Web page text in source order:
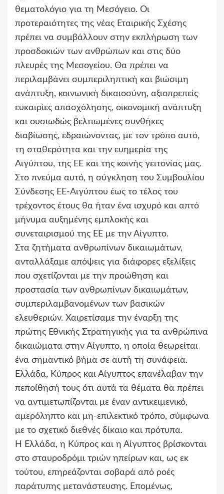
θεματολόγιο για τη Μεσόγειο. Οι
προτεραιότητες της νέας Εταιρικής Σχέσης
πρέπει να συμβάλλουν στην εκπλήρωση των
προσδοκιών των ανθρώπων και στις δύο
πλευρές της Μεσογείου. Θα πρέπει να
περιλαμβάνει συμπεριληπτική και βιώσιμη
ανάπτυξη, κοινωνική δικαιοσύνη, αξιοπρεπείς
ευκαιρίες απασχόλησης, οικονομική ανάπτυξη
και ουσιωδώς βελτιωμένες συνθήκες
διαβίωσης, εδραιώνοντας, με τον τρόπο αυτό,
τη σταθερότητα και την ευημερία της
Αιγύπτου, της ΕΕ και της κοινής γειτονίας μας.
Στο πνεύμα αυτό, η σύγκληση του Συμβουλίου
Σύνδεσης ΕΕ-Αιγύπτου έως το τέλος του
τρέχοντος έτους θα ήταν ένα ισχυρό και απτό
μήνυμα αυξημένης εμπλοκής και
συνεταιρισμού της ΕΕ με την Αίγυπτο.
Στα ζητήματα ανθρωπίνων δικαιωμάτων,
ανταλλάξαμε απόψεις για διάφορες εξελίξεις
που σχετίζονται με την προώθηση και
προστασία των ανθρωπίνων δικαιωμάτων,
συμπεριλαμβανομένων των βασικών
ελευθεριών. Χαιρετίσαμε την έναρξη της
πρώτης Εθνικής Στρατηγικής για τα ανθρώπινα
δικαιώματα στην Αίγυπτο, η οποία θεωρείται
ένα σημαντικό βήμα σε αυτή τη συνάφεια.
Ελλάδα, Κύπρος και Αίγυπτος επανέλαβαν την
πεποίθησή τους ότι αυτά τα θέματα θα πρέπει
να αντιμετωπίζονται με έναν αντικειμενικό,
αμερόληπτο και μη-επιλεκτικό τρόπο, σύμφωνα
με το σχετικό διεθνές δίκαιο και πρότυπα.
Η Ελλάδα, η Κύπρος και η Αίγυπτος βρίσκονται
στο σταυροδρόμι τριών ηπείρων και, ως εκ
τούτου, επηρεάζονται σοβαρά από ροές
παράτυπης μετανάστευσης. Επομένως,